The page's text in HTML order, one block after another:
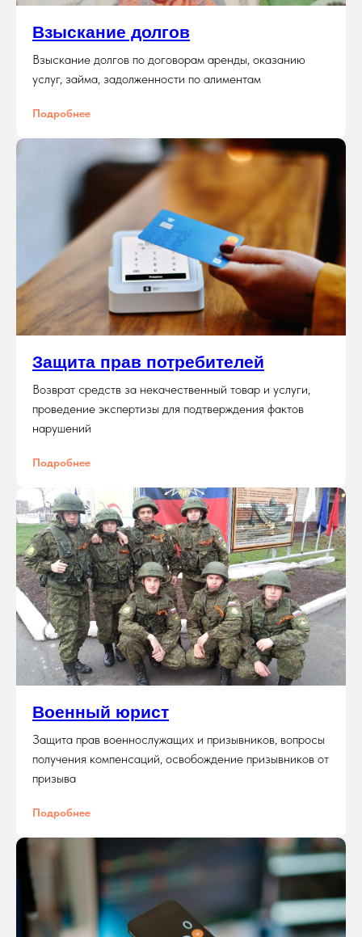
Взыскание долгов
Взыскание долгов по договорам аренды, оказанию
услуг, займа, задолженности по алиментам
Подробнее
Защита прав потребителей
Возврат средств за некачественный товар и услуги,
проведение экспертизы для подтверждения фактов
нарушений
Подробнее
Военный юрист
Защита прав военнослужащих и призывников, вопросы
получения компенсаций, освобождение призывников от
призыва
Подробнее